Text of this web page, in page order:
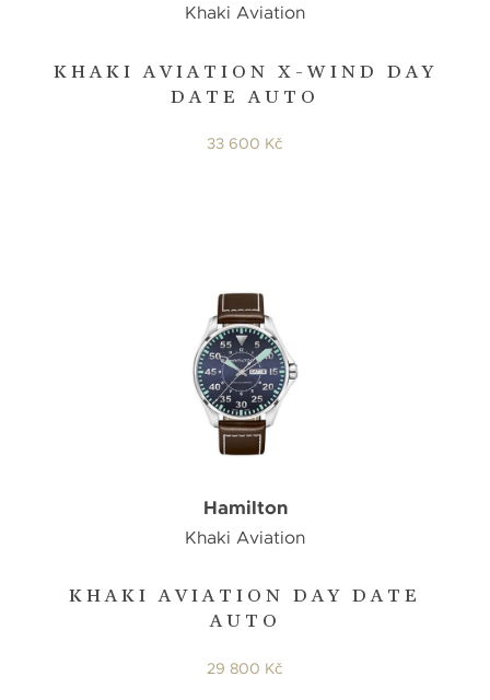
KHAKI AVIATION X-WIND DAY
DATE AUTO
Khaki Aviation
33 600 Kč
KHAKI AVIATION DAY DATE
AUTO
Hamilton
Khaki Aviation
29 800 Kč